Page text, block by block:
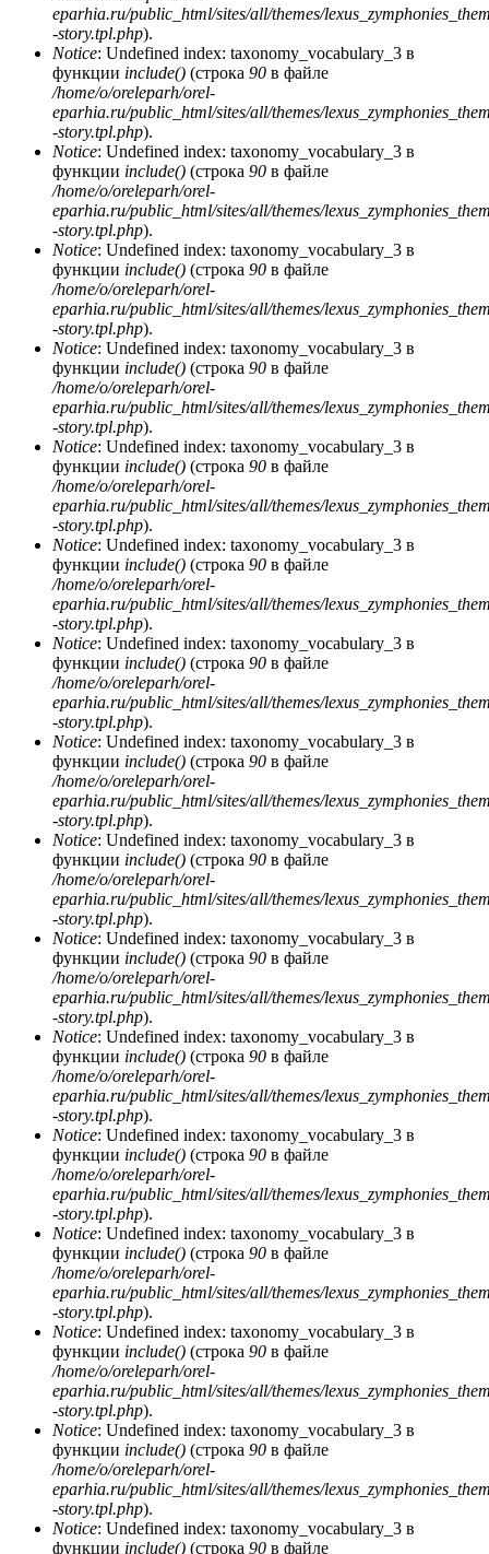
eparhia.ru/public_html/sites/all/themes/
-story.tpl.php).
Notice: Undefined index: taxonomy_vocabulary_3 в
функции include() (строка 90 в файле
/home/o/oreleparh/orel-
eparhia.ru/public_html/sites/all/themes/
-story.tpl.php).
Notice: Undefined index: taxonomy_vocabulary_3 в
функции include() (строка 90 в файле
/home/o/oreleparh/orel-
eparhia.ru/public_html/sites/all/themes/
-story.tpl.php).
Notice: Undefined index: taxonomy_vocabulary_3 в
функции include() (строка 90 в файле
/home/o/oreleparh/orel-
eparhia.ru/public_html/sites/all/themes/
-story.tpl.php).
Notice: Undefined index: taxonomy_vocabulary_3 в
функции include() (строка 90 в файле
/home/o/oreleparh/orel-
eparhia.ru/public_html/sites/all/themes/
-story.tpl.php).
Notice: Undefined index: taxonomy_vocabulary_3 в
функции include() (строка 90 в файле
/home/o/oreleparh/orel-
eparhia.ru/public_html/sites/all/themes/
-story.tpl.php).
Notice: Undefined index: taxonomy_vocabulary_3 в
функции include() (строка 90 в файле
/home/o/oreleparh/orel-
eparhia.ru/public_html/sites/all/themes/
-story.tpl.php).
Notice: Undefined index: taxonomy_vocabulary_3 в
функции include() (строка 90 в файле
/home/o/oreleparh/orel-
eparhia.ru/public_html/sites/all/themes/
-story.tpl.php).
Notice: Undefined index: taxonomy_vocabulary_3 в
функции include() (строка 90 в файле
/home/o/oreleparh/orel-
eparhia.ru/public_html/sites/all/themes/
-story.tpl.php).
Notice: Undefined index: taxonomy_vocabulary_3 в
функции include() (строка 90 в файле
/home/o/oreleparh/orel-
eparhia.ru/public_html/sites/all/themes/
-story.tpl.php).
Notice: Undefined index: taxonomy_vocabulary_3 в
функции include() (строка 90 в файле
/home/o/oreleparh/orel-
eparhia.ru/public_html/sites/all/themes/
-story.tpl.php).
Notice: Undefined index: taxonomy_vocabulary_3 в
функции include() (строка 90 в файле
/home/o/oreleparh/orel-
eparhia.ru/public_html/sites/all/themes/
-story.tpl.php).
Notice: Undefined index: taxonomy_vocabulary_3 в
функции include() (строка 90 в файле
/home/o/oreleparh/orel-
eparhia.ru/public_html/sites/all/themes/
-story.tpl.php).
Notice: Undefined index: taxonomy_vocabulary_3 в
функции include() (строка 90 в файле
/home/o/oreleparh/orel-
eparhia.ru/public_html/sites/all/themes/
-story.tpl.php).
Notice: Undefined index: taxonomy_vocabulary_3 в
функции include() (строка 90 в файле
/home/o/oreleparh/orel-
eparhia.ru/public_html/sites/all/themes/
-story.tpl.php).
Notice: Undefined index: taxonomy_vocabulary_3 в
функции include() (строка 90 в файле
/home/o/oreleparh/orel-
eparhia.ru/public_html/sites/all/themes/
-story.tpl.php).
Notice: Undefined index: taxonomy_vocabulary_3 в
функции include() (строка 90 в файле